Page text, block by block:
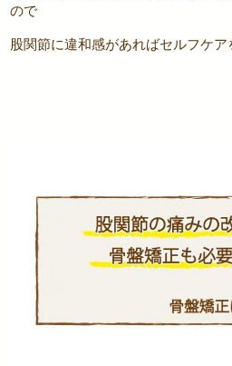
ので
股関節に違和感があればセルフケア